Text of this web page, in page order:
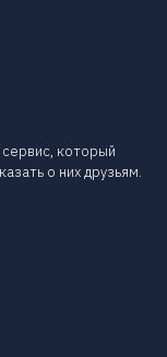
который
о них друзьям.